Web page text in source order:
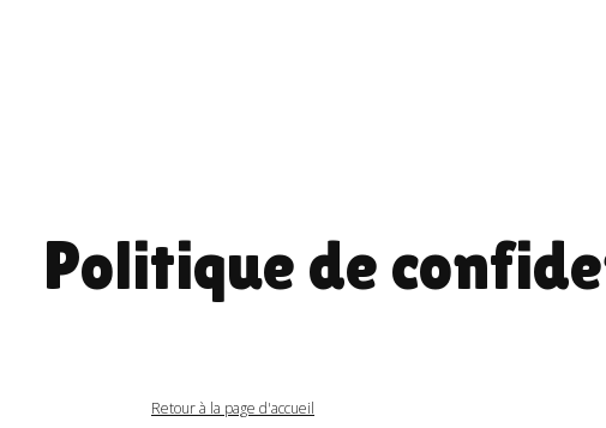
Politique de
Retour à la page d'accueil